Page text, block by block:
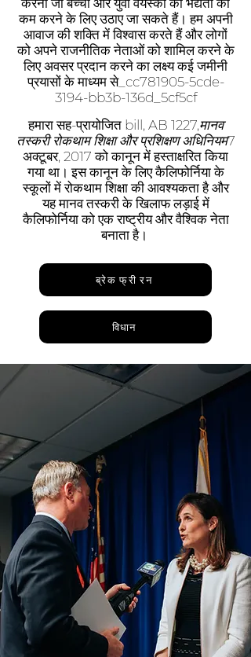
करना जो बच्चों और युवा वयस्कों की भेद्यता को
कम करने के लिए उठाए जा सकते हैं। हम अपनी
आवाज की शक्ति में विश्वास करते हैं और लोगों
को अपने राजनीतिक नेताओं को शामिल करने के
लिए अवसर प्रदान करने का लक्ष्य कई जमीनी
प्रयासों के माध्यम से_cc781905-5cde-
3194-bb3b-136d_5cf5cf
हमारा सह-प्रायोजित bill, AB 1227,मानव
तस्करी रोकथाम शिक्षा और प्रशिक्षण अधिनियम7
अक्टूबर, 2017 को कानून में हस्ताक्षरित किया
गया था। इस कानून के लिए कैलिफोर्निया के
स्कूलों में रोकथाम शिक्षा की आवश्यकता है और
यह मानव तस्करी के खिलाफ लड़ाई में
कैलिफोर्निया को एक राष्ट्रीय और वैश्विक नेता
बनाता है।
ब्रेक फ्री रन
विधान